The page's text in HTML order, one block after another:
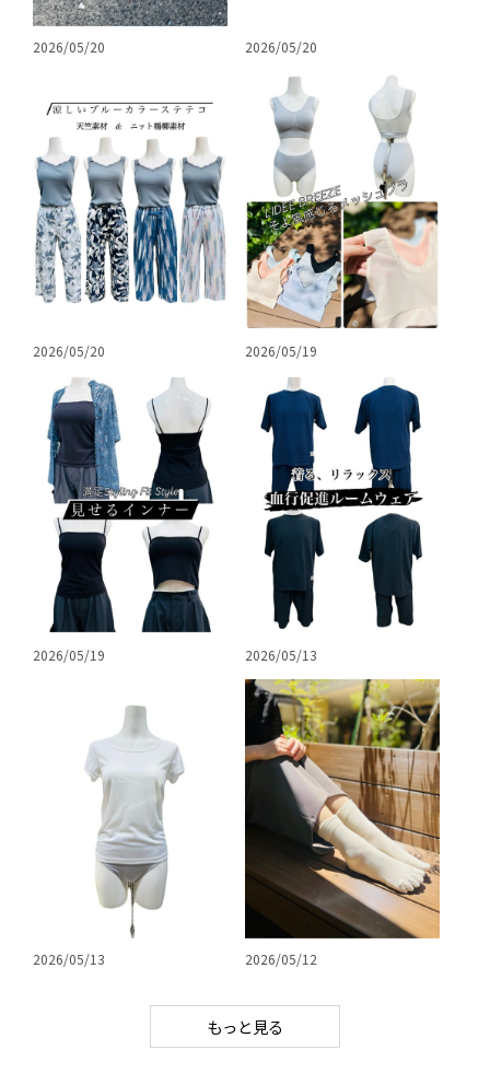
2026/05/20 2026/05/20
2026/05/20 2026/05/19
2026/05/19 2026/05/13
2026/05/13 2026/05/12
もっと見る